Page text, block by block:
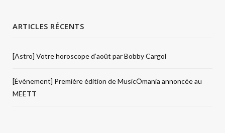
ARTICLES RÉCENTS
[Astro] Votre horoscope d’août par Bobby Cargol
[Évènement] Première édition de MusicÔmania annoncée au
MEETT